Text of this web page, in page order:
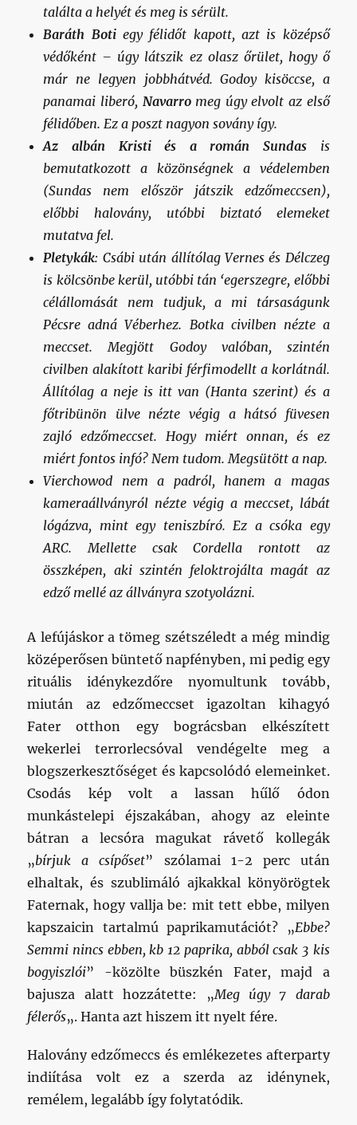
találta a helyét és meg is sérült.
Baráth Botiegy félidőt kapott, azt is középső
védőként – úgy látszik ez olasz őrület, hogy ő
már ne legyen jobbhátvéd. Godoy kisöccse, a
panamai liberó, Navarromeg úgy elvolt az első
félidőben. Ez a poszt nagyon sovány így.
Az albán Kristi és a román Sundasis
bemutatkozott a közönségnek a védelemben
(Sundas nem először játszik edzőmeccsen),
előbbi halovány, utóbbi biztató elemeket
mutatva fel.
Pletykák: Csábi után állítólag Vernes és Délczeg
is kölcsönbe kerül, utóbbi tán ‘egerszegre, előbbi
célállomását nem tudjuk, a mi társaságunk
Pécsre adná Véberhez. Botka civilben nézte a
meccset. Megjött Godoy valóban, szintén
civilben alakított karibi férfimodellt a korlátnál.
Állítólag a neje is itt van (Hanta szerint) és a
főtribünön ülve nézte végig a hátsó füvesen
zajló edzőmeccset. Hogy miért onnan, és ez
miért fontos infó? Nem tudom. Megsütött a nap.
Vierchowod nem a padról, hanem a magas
kameraállványról nézte végig a meccset, lábát
lógázva, mint egy teniszbíró. Ez a csóka egy
ARC. Mellette csak Cordella rontott az
összképen, aki szintén feloktrojálta magát az
edző mellé az állványra szotyolázni.
A lefújáskor a tömeg szétszéledt a még mindig
középerősen büntető napfényben, mi pedig egy
rituális idénykezdőre nyomultunk tovább,
miután az edzőmeccset igazoltan kihagyó
Fater otthon egy bográcsban elkészített
wekerlei terrorlecsóval vendégelte meg a
blogszerkesztőséget és kapcsolódó elemeinket.
Csodás kép volt a lassan hűlő ódon
munkástelepi éjszakában, ahogy az eleinte
bátran a lecsóra magukat rávető kollegák
„bírjuk a csípőset” szólamai 1-2 perc után
elhaltak, és szublimáló ajkakkal könyörögtek
Faternak, hogy vallja be: mit tett ebbe, milyen
kapszaicin tartalmú paprikamutációt? „Ebbe?
Semmi nincs ebben, kb 12 paprika, abból csak 3 kis
bogyiszlói” -közölte büszkén Fater, majd a
bajusza alatt hozzátette: „Meg úgy 7 darab
félerős„. Hanta azt hiszem itt nyelt fére.
Halovány edzőmeccs és emlékezetes afterparty
indiítása volt ez a szerda az idénynek,
remélem, legalább így folytatódik.